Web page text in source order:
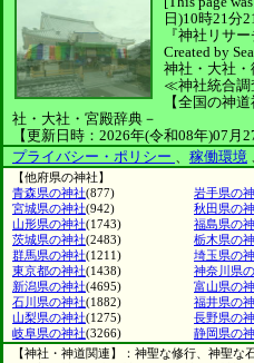
日)10時21分
『神社リサ
Created by
神社・大社・
≪神社統合調
【全国の神
社・大社・宮殿辞典－
【更新日時：2026年(令和08年)07月
プライバシー・ポリシー 、 稼働環境
【他府県の神社】
青森県の神社(877) 岩手県の
宮城県の神社(942) 秋田県の
山形県の神社(1743) 福島県の
茨城県の神社(2483) 栃木県の
群馬県の神社(1211) 埼玉県の
東京都の神社(1438) 神奈川県
新潟県の神社(4695) 富山県の
石川県の神社(1882) 福井県の
山梨県の神社(1275) 長野県の
岐阜県の神社(3266) 静岡県の
【神社・神道関連】：神聖な修行、神聖